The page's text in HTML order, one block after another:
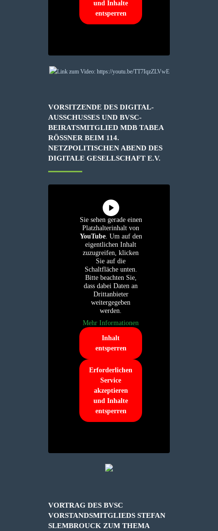
und Inhalte
entsperren
VORSITZENDE DES DIGITAL-
AUSSCHUSSES UND BVSC-
BEIRATSMITGLIED MDB TABEA
RÖSSNER BEIM 114. N
ETZPOLITISCHEN ABEND DES D
IGITALE GESELLSCHAFT E.V.
Sie sehen gerade einen
Platzhalterinhalt von
YouTube. Um auf den
eigentlichen Inhalt
zuzugreifen, klicken
Sie auf die
Schaltfläche unten.
Bitte beachten Sie,
dass dabei Daten an
Drittanbieter
weitergegeben
werden.
Mehr Informationen
Inhalt
entsperren
Erforderlichen
Service
akzeptieren
und Inhalte
entsperren
VORTRAG DES BVSC
VORSTANDSMITGLIEDS STEFAN
SLEMBROUCK ZUM THEMA